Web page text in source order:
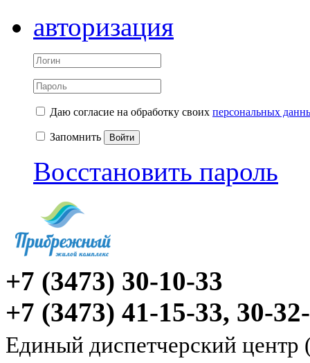
авторизация
Даю согласие на обработку своих персональных
Запомнить Войти
Восстановить пароль
+7 (3473) 30-10-33
+7 (3473) 41-15-33, 30-
Единый диспетчерский центр